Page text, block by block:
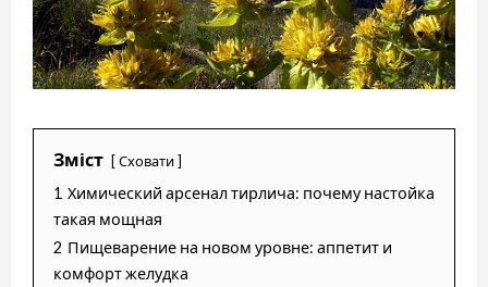
Зміст Сховати
1 Химический арсенал тирлича: почему настойка
такая мощная
2 Пищеварение на новом уровне: аппетит и
комфорт желудка